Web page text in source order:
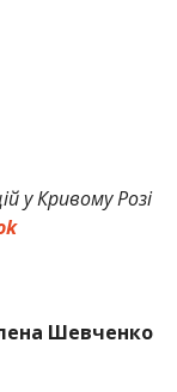
у Кривому Розі
Шевченко